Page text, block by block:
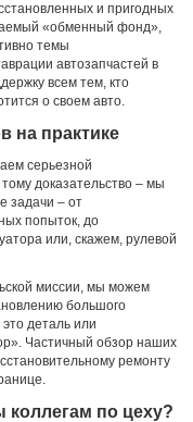
и пригодных
«обменный фонд»,
темы
автозапчастей в
всем тем, кто
о своем авто.
на практике
серьезной
доказательство – мы
задачи – от
попыток, до
или, скажем, рулевой
миссии, мы можем
большого
деталь или
Частичный обзор наших
ремонту
по цеху?